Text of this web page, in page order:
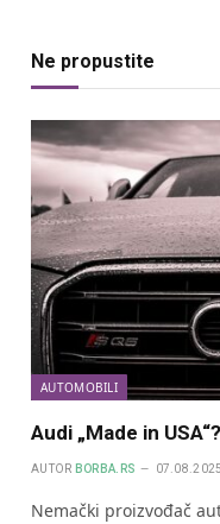
Ne propustite
AUTOMOBILI
Audi „Made in USA“?
AUTOR BORBA.RS
Nemački proizvođač